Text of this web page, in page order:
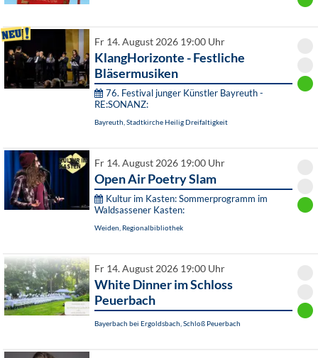
Fr 14. August 2026 19:00 Uhr
KlangHorizonte - Festliche
Bläsermusiken
76. Festival junger Künstler Bayreuth -
RE:SONANZ:
Bayreuth, Stadtkirche Heilig Dreifaltigkeit
Fr 14. August 2026 19:00 Uhr
Open Air Poetry Slam
Kultur im Kasten: Sommerprogramm im
Waldsassener Kasten:
Weiden, Regionalbibliothek
Fr 14. August 2026 19:00 Uhr
White Dinner im Schloss
Peuerbach
Bayerbach bei Ergoldsbach, Schloß Peuerbach